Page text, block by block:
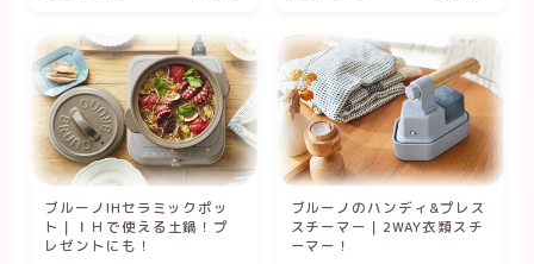
ブルーノIHセラミックポッ
ト｜ＩＨで使える土鍋！プ
レゼントにも！
ブルーノのハンディ&プレス
スチーマー｜2WAY衣類スチ
ーマー！